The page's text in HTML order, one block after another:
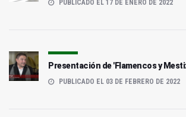
PUBLICADO EL 17 DE ENERO DE 2022
Presentación de 'Flamencos y
PUBLICADO EL 03 DE FEBRERO DE 2022